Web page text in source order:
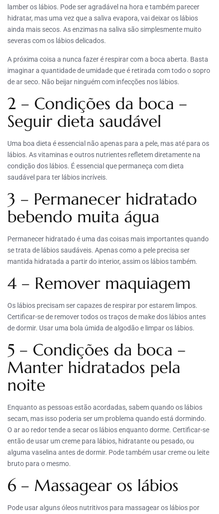
lamber os lábios. Pode ser agradável na hora e também parecer
hidratar, mas uma vez que a saliva evapora, vai deixar os lábios
ainda mais secos. As enzimas na saliva são simplesmente muito
severas com os lábios delicados.
A próxima coisa a nunca fazer é respirar com a boca aberta. Basta
imaginar a quantidade de umidade que é retirada com todo o sopro
de ar seco. Não beijar ninguém com infecções nos lábios.
2 – Condições da boca –
Seguir dieta saudável
Uma boa dieta é essencial não apenas para a pele, mas até para os
lábios. As vitaminas e outros nutrientes refletem diretamente na
condição dos lábios. É essencial que permaneça com dieta
saudável para ter lábios incríveis.
3 – Permanecer hidratado
bebendo muita água
Permanecer hidratado é uma das coisas mais importantes quando
se trata de lábios saudáveis. Apenas como a pele precisa ser
mantida hidratada a partir do interior, assim os lábios também.
4 – Remover maquiagem
Os lábios precisam ser capazes de respirar por estarem limpos.
Certificar-se de remover todos os traços de make dos lábios antes
de dormir. Usar uma bola úmida de algodão e limpar os lábios.
5 – Condições da boca –
Manter hidratados pela
noite
Enquanto as pessoas estão acordadas, sabem quando os lábios
secam, mas isso poderia ser um problema quando está dormindo.
O ar ao redor tende a secar os lábios enquanto dorme. Certificar-se
então de usar um creme para lábios, hidratante ou pesado, ou
alguma vaselina antes de dormir. Pode também usar creme ou leite
bruto para o mesmo.
6 – Massagear os lábios
Pode usar alguns óleos nutritivos para massagear os lábios por